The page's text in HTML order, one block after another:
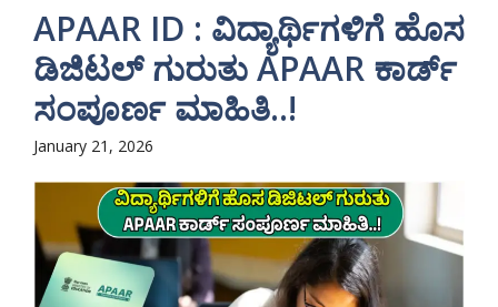
APAAR ID : ವಿದ್ಯಾರ್ಥಿಗಳಿಗೆ ಹೊಸ
ಡಿಜಿಟಲ್ ಗುರುತು APAAR ಕಾರ್ಡ್
ಸಂಪೂರ್ಣ ಮಾಹಿತಿ..!
January 21, 2026